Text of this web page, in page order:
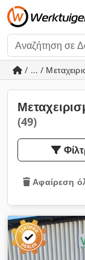
/ ... /
(49)
Αφαίρεση